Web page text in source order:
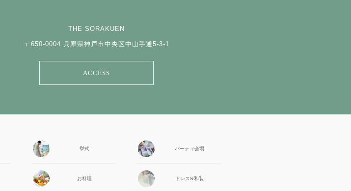
THE SORAKUEN
〒650-0004 兵庫県神戸市中央区中山手通5-3-1
ACCESS
挙式 パーティ会場
お料理 ドレス&和装